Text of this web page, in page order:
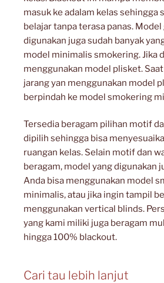
masuk ke adalam kelas sehingga
belajar tanpa terasa panas.
digunakan juga sudah banyak
model minimalis smokering. Jika
menggunakan model plisket.
jarang yan menggunakan model
berpindah ke model smokering
Tersedia beragam pilihan motif
dipilih sehingga bisa
ruangan kelas. Selain motif dan
beragam, model yang digunakan
Anda bisa menggunakan model
minimalis, atau jika ingin tampil
menggunakan vertical blinds.
yang kami miliki juga beragam
hingga 100% blackout.
Cari tau lebih lanjut